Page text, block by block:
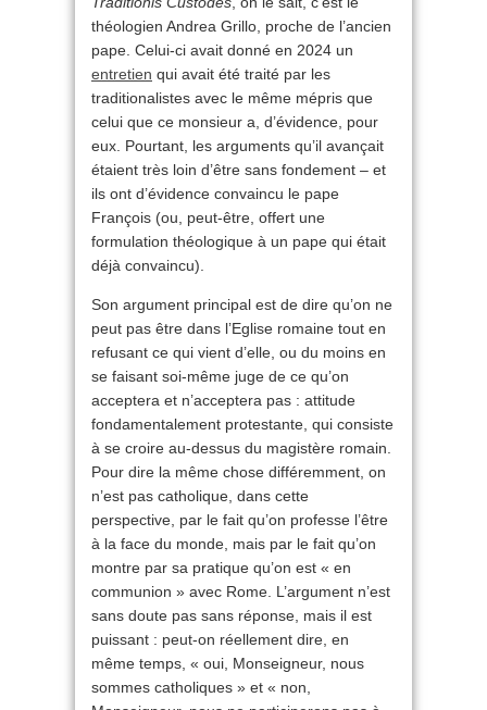
théologien Andrea Grillo, proche de l’ancien
pape. Celui-ci avait donné en 2024 un
entretien qui avait été traité par les
traditionalistes avec le même mépris que
celui que ce monsieur a, d’évidence, pour
eux. Pourtant, les arguments qu’il avançait
étaient très loin d’être sans fondement – et
ils ont d’évidence convaincu le pape
François (ou, peut-être, offert une
formulation théologique à un pape qui était
déjà convaincu).
Son argument principal est de dire qu’on ne
peut pas être dans l’Eglise romaine tout en
refusant ce qui vient d’elle, ou du moins en
se faisant soi-même juge de ce qu’on
acceptera et n’acceptera pas : attitude
fondamentalement protestante, qui consiste
à se croire au-dessus du magistère romain.
Pour dire la même chose différemment, on
n’est pas catholique, dans cette
perspective, par le fait qu’on professe l’être
à la face du monde, mais par le fait qu’on
montre par sa pratique qu’on est « en
communion » avec Rome. L’argument n’est
sans doute pas sans réponse, mais il est
puissant : peut-on réellement dire, en
même temps, « oui, Monseigneur, nous
sommes catholiques » et « non,